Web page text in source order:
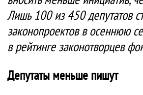
Лишь 100 из 450 депутатов
законопроектов в осеннюю
в рейтинге законотворцев
Депутаты меньше пишут